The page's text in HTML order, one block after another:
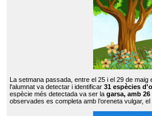
La setmana passada, entre el 25 i el 29 de
l'alumnat va detectar i identificar 31 espècies
espècie més detectada va ser la garsa, amb
observades es completa amb l’oreneta vulgar,